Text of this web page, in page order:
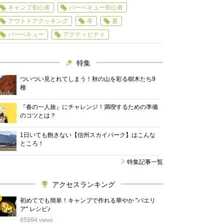
キャンプ初心者
バーベキュー初心者
アウトドアクッキング
冬
夏
バーベキュー
アクティビティ
特集
ついつい見とれてしまう！秋の山を彩る樹木たち9
種
『春の一人旅』にチャレンジ！満喫するための準備
のコツとは？
1日いても飽きない【信州スカイパーク】はこんな
ところ！
特集記事一覧
アクセスランキング
初めてでも簡単！キャンプで作れる華やか "パエリ
ア" レシピ♪
85994 views